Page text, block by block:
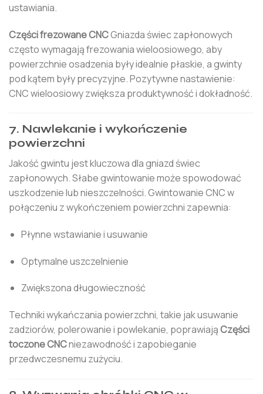
ustawiania.
Części frezowane CNCGniazda świec zapłonowych
często wymagają frezowania wieloosiowego, aby
powierzchnie osadzenia były idealnie płaskie, a gwinty
pod kątem były precyzyjne. Pozytywne nastawienie:
CNC wieloosiowy zwiększa produktywność i dokładność.
7. Nawlekanie i wykończenie
powierzchni
Jakość gwintu jest kluczowa dla gniazd świec
zapłonowych. Słabe gwintowanie może spowodować
uszkodzenie lub nieszczelności. Gwintowanie CNC w
połączeniu z wykończeniem powierzchni zapewnia:
Płynne wstawianie i usuwanie
Optymalne uszczelnienie
Zwiększona długowieczność
Techniki wykańczania powierzchni, takie jak usuwanie
zadziorów, polerowanie i powlekanie, poprawiająCzęści
toczone CNCniezawodność i zapobieganie
przedwczesnemu zużyciu.